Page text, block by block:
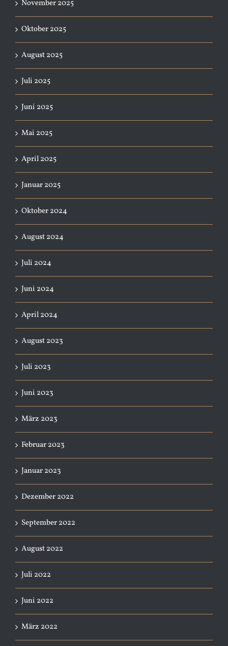
November 2025
Oktober 2025
August 2025
Juli 2025
Juni 2025
Mai 2025
April 2025
Januar 2025
Oktober 2024
August 2024
Juli 2024
Juni 2024
April 2024
August 2023
Juli 2023
Juni 2023
März 2023
Februar 2023
Januar 2023
Dezember 2022
September 2022
August 2022
Juli 2022
Juni 2022
März 2022